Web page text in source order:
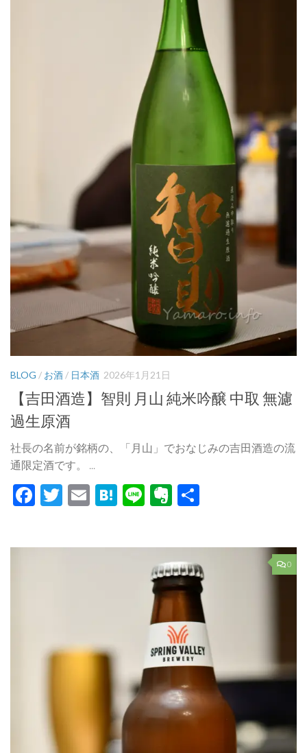
BLOG / お酒/ 日本酒 2026年1月21日
【吉田酒造】智則 月山 純米吟醸 中取 無濾
過生原酒
社長の名前が銘柄の、「月山」でおなじみの吉田酒造の流
通限定酒です。 ...
Facebook
Twitter
EmailHatena
LineEvernote
0